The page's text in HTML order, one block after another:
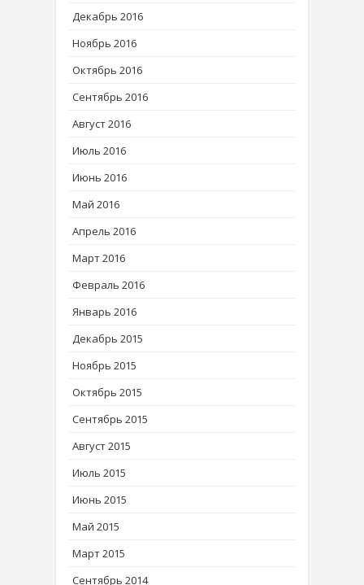
Декабрь 2016
Ноябрь 2016
Октябрь 2016
Сентябрь 2016
Август 2016
Июль 2016
Июнь 2016
Май 2016
Апрель 2016
Март 2016
Февраль 2016
Январь 2016
Декабрь 2015
Ноябрь 2015
Октябрь 2015
Сентябрь 2015
Август 2015
Июль 2015
Июнь 2015
Май 2015
Март 2015
Сентябрь 2014